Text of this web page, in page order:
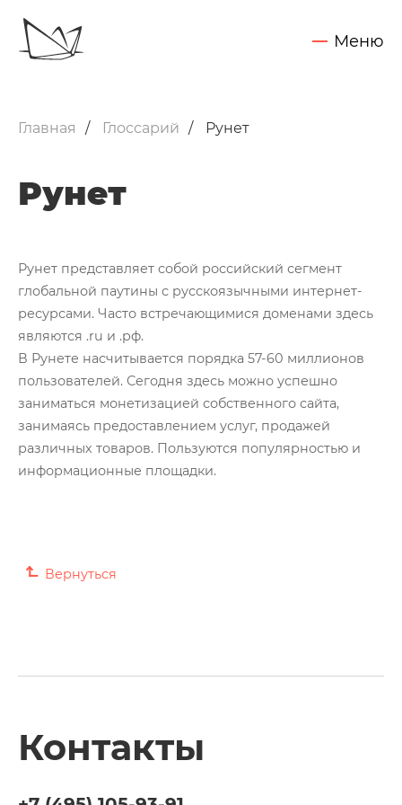
Меню
Главная Глоссарий Рунет
Рунет
Рунет представляет собой российский сегмент
глобальной паутины с русскоязычными интернет-
ресурсами. Часто встречающимися доменами здесь
являются .ru и .рф.
В Рунете насчитывается порядка 57-60 миллионов
пользователей. Сегодня здесь можно успешно
заниматься монетизацией собственного сайта,
занимаясь предоставлением услуг, продажей
различных товаров. Пользуются популярностью и
информационные площадки.
Вернуться
Контакты
Техническая поддержка сайтов
Web-аналитика и аудит сайтов
Внедрение CRM Битрикс24
Кейсы
Блог
О нас
Вы даете согласие на обработку своих персональных данных